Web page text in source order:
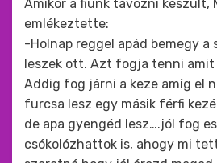
Amikor a fiunk távozni készült,
emlékeztette:
-Holnap reggel apád bemegy a
leszek ott. Azt fogja tenni amit
Addig fog járni a keze amíg el
furcsa lesz egy másik férfi
de apa gyengéd lesz….jól fog
csókolózhattok is, ahogy mi